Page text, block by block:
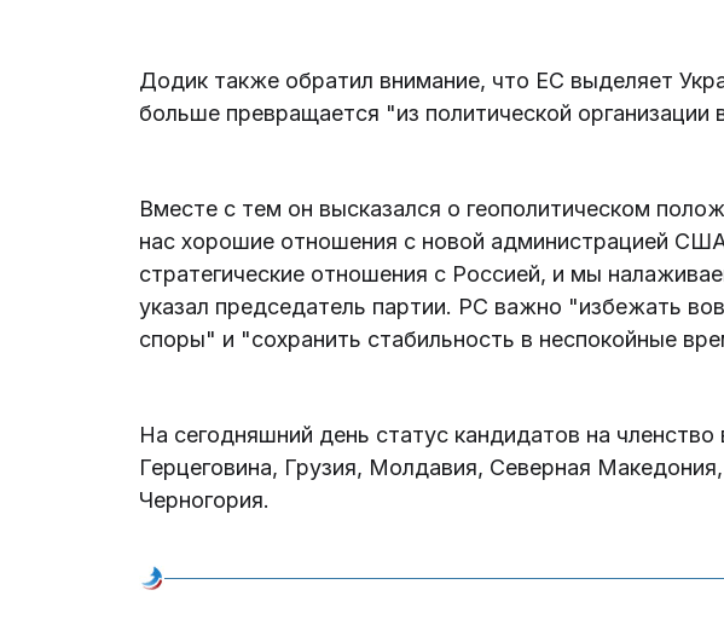
Додик также обратил внимание, что ЕС выделяет
больше превращается "из политической
Вместе с тем он высказался о геополитическом
нас хорошие отношения с новой администрацией
стратегические отношения с Россией, и мы
указал председатель партии. РС важно "избежать
споры" и "сохранить стабильность в неспокойные
На сегодняшний день статус кандидатов на
Герцеговина, Грузия, Молдавия, Северная
Черногория.